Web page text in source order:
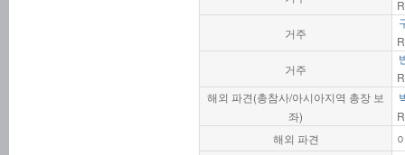
거주
거주
해외 파견(총참사/아시아지역 총장 보
좌)
해외 파견